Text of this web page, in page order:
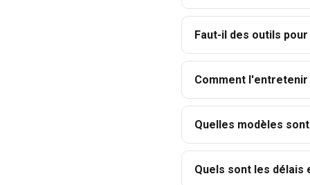
Faut-il des outils
Comment l'entretenir
Quelles modèles
Quels sont les délais